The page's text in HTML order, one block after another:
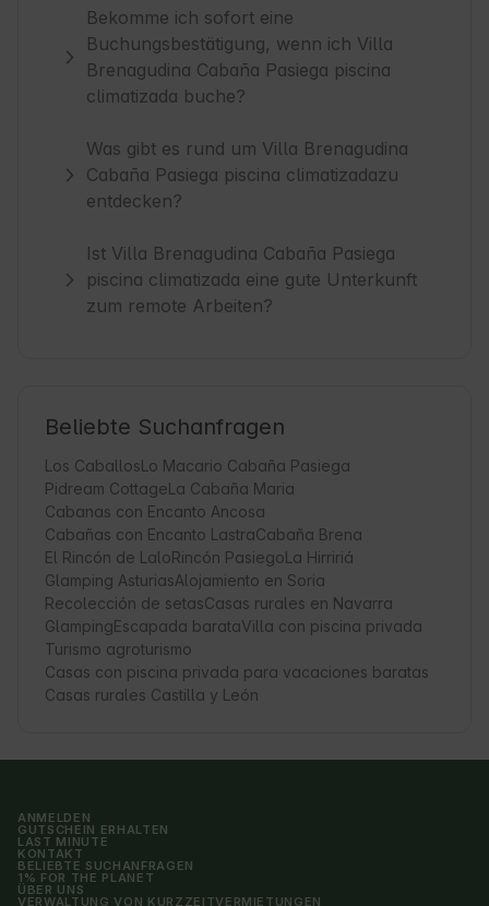
Bekomme ich sofort eine
Buchungsbestätigung, wenn ich Villa
Brenagudina Cabaña Pasiega piscina
climatizada buche?
Was gibt es rund um Villa Brenagudina
Cabaña Pasiega piscina climatizadazu
entdecken?
Ist Villa Brenagudina Cabaña Pasiega
piscina climatizada eine gute Unterkunft
zum remote Arbeiten?
Beliebte Suchanfragen
Los CaballosLo Macario Cabaña Pasiega
Pidream CottageLa Cabaña Maria
Cabanas con Encanto Ancosa
Cabañas con Encanto LastraCabaña Brena
El Rincón de LaloRincón PasiegoLa Hirririá
Glamping AsturiasAlojamiento en Soria
Recolección de setasCasas rurales en Navarra
GlampingEscapada barataVilla con piscina privada
Turismo agroturismo
Casas con piscina privada para vacaciones baratas
Casas rurales Castilla y León
ANMELDEN
GUTSCHEIN ERHALTEN
LAST MINUTE
KONTAKT
BELIEBTE SUCHANFRAGEN
1% FOR THE PLANET
ÜBER UNS
VERWALTUNG VON KURZZEITVERMIETUNGEN